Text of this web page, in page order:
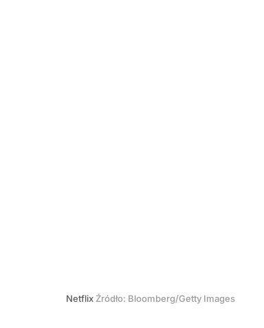
Netflix Źródło: Bloomberg/Getty Images